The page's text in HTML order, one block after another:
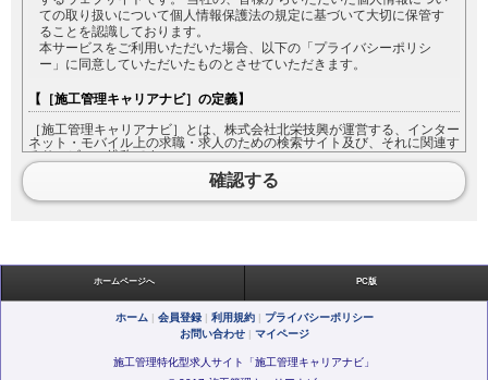
ての取り扱いについて個人情報保護法の規定に基づいて大切に保管す
ることを認識しております。
本サービスをご利用いただいた場合、以下の「プライバシーポリシ
ー」に同意していただいたものとさせていただきます。
【［施工管理キャリアナビ］の定義】
［施工管理キャリアナビ］とは、株式会社北栄技興が運営する、インター
ネット・モバイル上の求職・求人のための検索サイト及び、それに関連す
るサービスの総称です。
［施工管理キャリアナビ］をご利用になる方は［施工管理キャリアナビ］
において入力した情報の内容について責任を負うものとします。
【利用規約の変更】
確認する
ホームページへ PC版
ホーム | 会員登録| 利用規約| プライバシーポリシー
お問い合わせ| マイページ
施工管理特化型求人サイト「施工管理キャリアナビ」